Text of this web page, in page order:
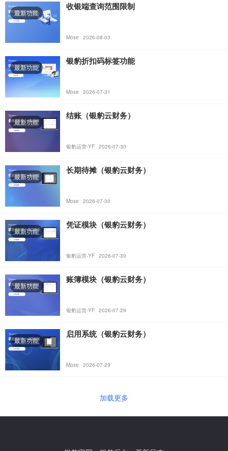
最新功能
收银端查询范围限制
Mose 2026-08-03
最新功能
银豹折扣码标签功能
Mose 2026-07-31
最新功能
结账（银豹云财务）
银豹运营-YF 2026-07-30
最新功能
长期待摊（银豹云财务）
Mose 2026-07-30
最新功能
凭证模块（银豹云财务）
银豹运营-YF 2026-07-30
最新功能
账簿模块（银豹云财务）
银豹运营-YF 2026-07-29
最新功能
启⽤系统（银豹云财务）
Mose 2026-07-29
加载更多